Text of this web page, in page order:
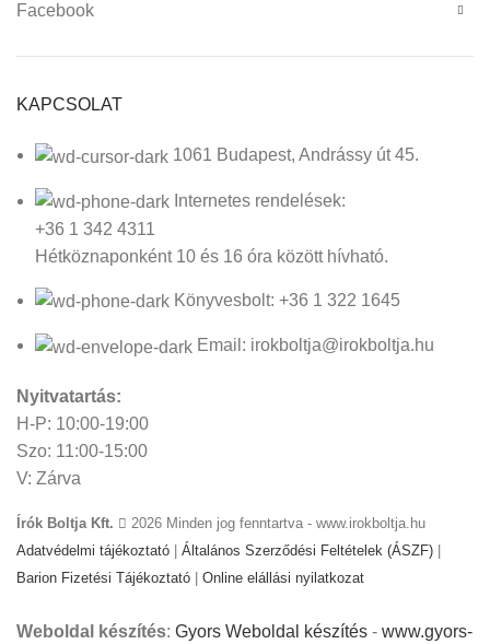
Facebook
KAPCSOLAT
1061 Budapest, Andrássy út 45.
Internetes rendelések:
+36 1 342 4311
Hétköznaponként 10 és 16 óra között hívható.
Könyvesbolt: +36 1 322 1645
Email: irokboltja@irokboltja.hu
Nyitvatartás:
H-P: 10:00-19:00
Szo: 11:00-15:00
V: Zárva
Írók Boltja Kft.
2026 Minden jog fenntartva - www.irokboltja.hu
Adatvédelmi tájékoztató | Általános Szerződési Feltételek (ÁSZF) |
Barion Fizetési Tájékoztató | Online elállási nyilatkozat
Weboldal készítés: Gyors Weboldal készítés - www.gyors-